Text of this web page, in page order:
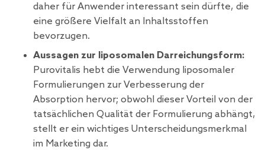
daher für Anwender interessant sein dürfte, die
eine größere Vielfalt an Inhaltsstoffen
bevorzugen.
Aussagen zur liposomalen Darreichungsform:
Purovitalis hebt die Verwendung liposomaler
Formulierungen zur Verbesserung der
Absorption hervor; obwohl dieser Vorteil von der
tatsächlichen Qualität der Formulierung abhängt,
stellt er ein wichtiges Unterscheidungsmerkmal
im Marketing dar.